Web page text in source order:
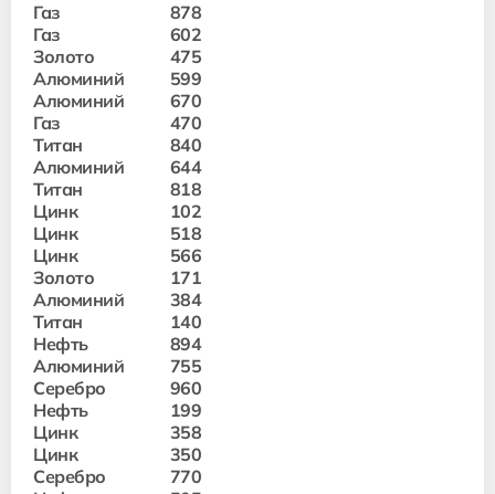
Газ
878
Газ
602
Золото
475
Алюминий
599
Алюминий
670
Газ
470
Титан
840
Алюминий
644
Титан
818
Цинк
102
Цинк
518
Цинк
566
Золото
171
Алюминий
384
Титан
140
Нефть
894
Алюминий
755
Серебро
960
Нефть
199
Цинк
358
Цинк
350
Серебро
770